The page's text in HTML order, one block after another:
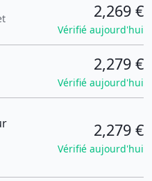
2,269 €
Vérifié aujourd'hui
2,279 €
Vérifié aujourd'hui
2,279 €
Vérifié aujourd'hui